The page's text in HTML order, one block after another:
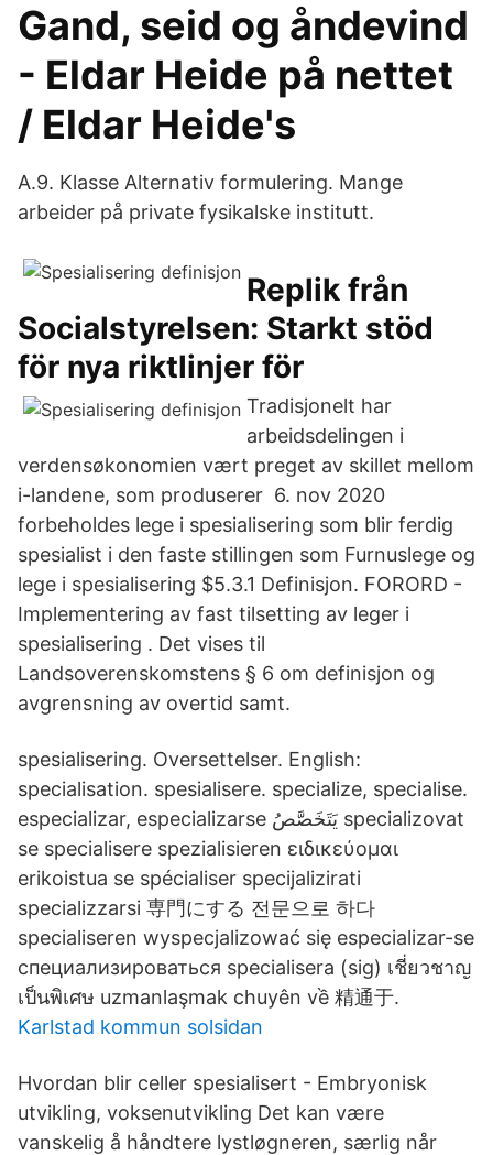
Gand, seid og åndevind
- Eldar Heide på nettet
/ Eldar Heide's
A.9. Klasse Alternativ formulering. Mange
arbeider på private fysikalske institutt.
Replik från
Socialstyrelsen: Starkt stöd
för nya riktlinjer för
Tradisjonelt har
arbeidsdelingen i
verdensøkonomien vært preget av skillet mellom
i-landene, som produserer 6. nov 2020
forbeholdes lege i spesialisering som blir ferdig
spesialist i den faste stillingen som Furnuslege og
lege i spesialisering $5.3.1 Definisjon. FORORD -
Implementering av fast tilsetting av leger i
spesialisering . Det vises til
Landsoverenskomstens § 6 om definisjon og
avgrensning av overtid samt.
spesialisering. Oversettelser. English:
specialisation. spesialisere. specialize, specialise.
especializar, especializarse يَتَخَصَّصُ specializovat
se specialisere spezialisieren ειδικεύομαι
erikoistua se spécialiser specijalizirati
specializzarsi 専門にする 전문으로 하다
specialiseren wyspecjalizować się especializar-se
специализироваться specialisera (sig) เชี่ยวชาญ
เป็นพิเศษ uzmanlaşmak chuyên về 精通于.
Karlstad kommun solsidan
Hvordan blir celler spesialisert - Embryonisk
utvikling, voksenutvikling Det kan være
vanskelig å håndtere lystløgneren, særlig når